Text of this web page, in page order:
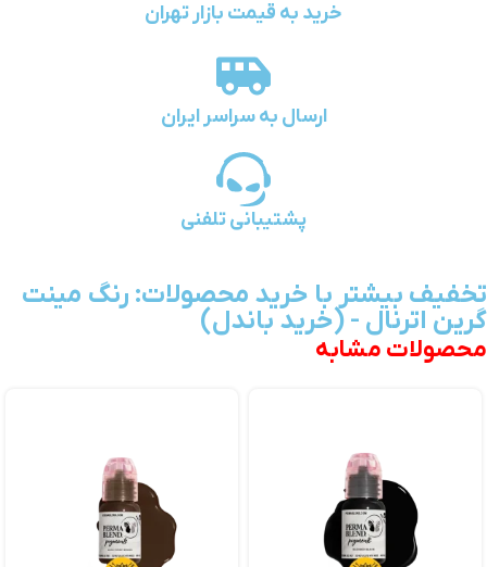
خرید به قیمت بازار تهران
ارسال به سراسر ایران
پشتیبانی تلفنی
تخفیف بیشتر با خرید محصولات: رنگ مینت
گرین اترنال - (خرید باندل)
محصولات مشابه